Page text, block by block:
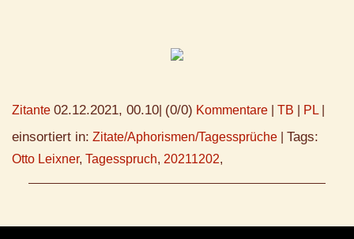
Zitante 02.12.2021, 00.10 (0/0) Kommentare TB PL
einsortiert in: Zitate/Aphorismen/Tagessprüche Tags:
Otto Leixner, Tagesspruch, 20211202,